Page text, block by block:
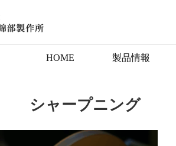
HOME 製品情報
シャープニング